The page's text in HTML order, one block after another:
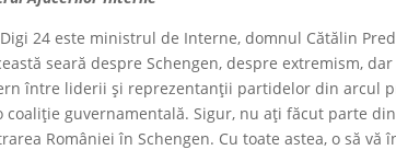
24 este ministrul de Interne, domnul Cătălin
seară despre Schengen, despre extremism,
între liderii și reprezentanții partidelor din arcul
guvernamentală. Sigur, nu ați făcut parte
României în Schengen. Cu toate astea, o să vă